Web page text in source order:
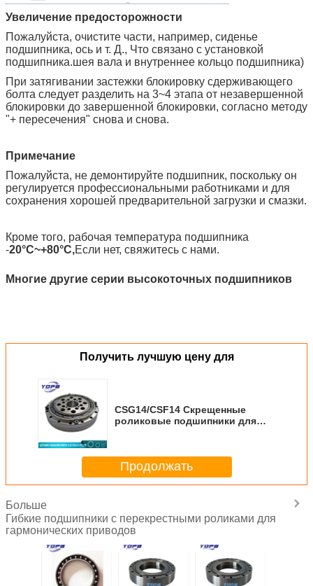
Увеличение предосторожности
Пожалуйста, очистите части, например, сиденье
подшипника, ось и т. Д., Что связано с установкой
подшипника.шея вала и внутреннее кольцо подшипника)
При затягивании застежки блокировку сдерживающего
болта следует разделить на 3~4 этапа от незавершенной
блокировки до завершенной блокировки, согласно методу
"+ пересечения" снова и снова.
Примечание
Пожалуйста, не демонтируйте подшипник, поскольку он
регулируется профессиональными работниками и для
сохранения хорошей предварительной загрузки и смазки.
Кроме того, рабочая температура подшипника
-20°C~+80°C,Если нет, свяжитесь с нами.
Многие другие серии высокоточных подшипников
Получить лучшую цену для
CSG14/CSF14 Скрещенные
роликовые подшипники для
промышленных роботов с
подшипником Китай поставщик
Продолжать
Больше
Гибкие подшипники с перекрестными роликами для
гармонических приводов